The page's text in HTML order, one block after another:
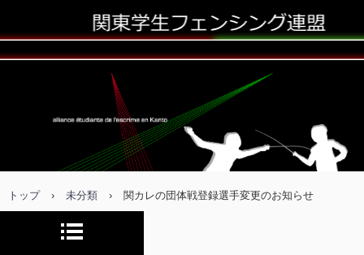
トップ › 未分類 › 関カレの団体戦登録選手変更のお知らせ